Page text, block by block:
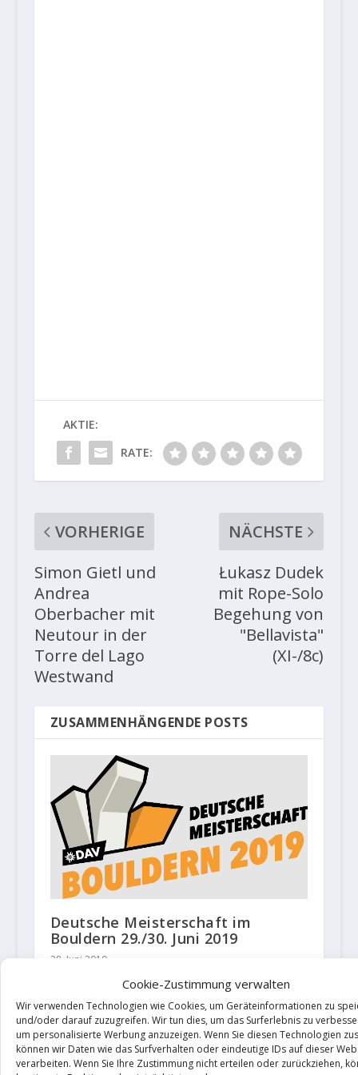
Cookie-Zustimmung verwalten
Wir verwenden Technologien wie Cookies, um Geräteinformationen zu
und/oder darauf zuzugreifen. Wir tun dies, um das Surferlebnis zu
um personalisierte Werbung anzuzeigen. Wenn Sie diesen Technologien
können wir Daten wie das Surfverhalten oder eindeutige IDs auf dieser
verarbeiten. Wenn Sie Ihre Zustimmung nicht erteilen oder zurückziehen,
AKTIE:
RATE:
VORHERIGE
Simon Gietl und
Andrea
Oberbacher mit
Neutour in der
Torre del Lago
Westwand
NÄCHSTE
Łukasz Dudek
mit Rope-Solo
Begehung von
"Bellavista"
(XI-/8c)
ZUSAMMENHÄNGENDE POSTS
Deutsche Meisterschaft im
Bouldern 29./30. Juni 2019
28. Juni 2019